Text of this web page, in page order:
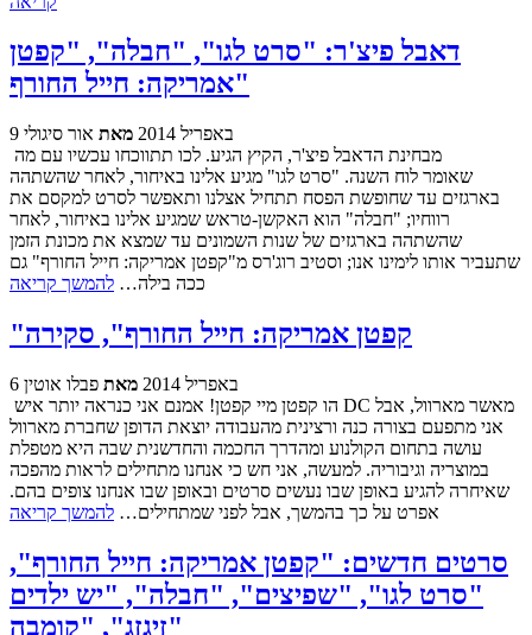
דאבל פיצ'ר: "סרט לגו", "חבלה", "קפטן
אמריקה: חייל החורף"
9 באפריל 2014 מאת אור סיגולי
שאומר לוח השנה. "סרט לגו" מגיע אלינו באיחור, לאחר שהשתהה
בארגזים עד שחופשת הפסח תתחיל אצלנו ותאפשר לסרט למקסם את
רווחיו; "חבלה" הוא האקשן-טראש שמגיע אלינו באיחור, לאחר
שהשתהה בארגזים של שנות השמונים עד שמצא את מכונת הזמן
שתעביר אותו לימינו אנו; וסטיב רוג'רס מ"קפטן אמריקה: חייל החורף" גם
ככה בילה… להמשך קריאה
"קפטן אמריקה: חייל החורף", סקירה
6 באפריל 2014 מאת פבלו אוטין
אני מתפעם בצורה כנה ורצינית מהעבודה יוצאת הדופן שחברת מארוול
עושה בתחום הקולנוע ומהדרך החכמה והחדשנית שבה היא מטפלת
במוצריה וגיבוריה. למעשה, אני חש כי אנחנו מתחילים לראות מהפכה
שאיחרה להגיע באופן שבו נעשים סרטים ובאופן שבו אנחנו צופים בהם.
אפרט על כך בהמשך, אבל לפני שמתחילים… להמשך קריאה
סרטים חדשים: "קפטן אמריקה: חייל החורף",
"סרט לגו", "שפיצים", "חבלה", "יש ילדים
זיגזג", "קומבה"